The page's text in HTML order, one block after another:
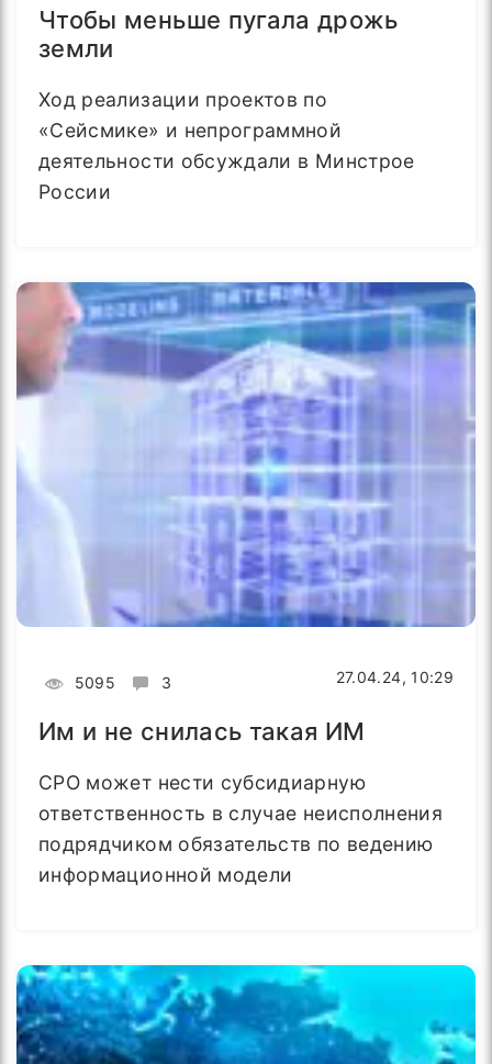
Чтобы меньше пугала дрожь
земли
Ход реализации проектов по
«Сейсмике» и непрограммной
деятельности обсуждали в Минстрое
России
5095 3 27.04.24, 10:29
Им и не снилась такая ИМ
СРО может нести субсидиарную
ответственность в случае неисполнения
подрядчиком обязательств по ведению
информационной модели